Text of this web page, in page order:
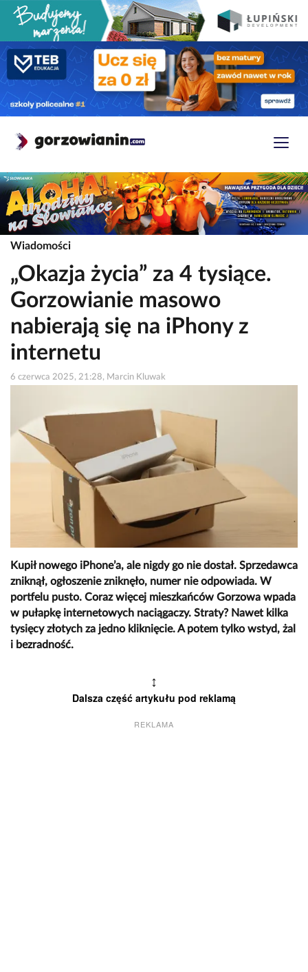
Wiadomości
„Okazja życia” za 4 tysiące.
Gorzowianie masowo
nabierają się na iPhony z
internetu
6 czerwca 2025, 21:28, Marcin Kluwak
Kupił nowego iPhone’a, ale nigdy go nie dostał. Sprzedawca
zniknął, ogłoszenie zniknęło, numer nie odpowiada. W
portfelu pusto. Coraz więcej mieszkańców Gorzowa wpada
w pułapkę internetowych naciągaczy. Straty? Nawet kilka
tysięcy złotych za jedno kliknięcie. A potem tylko wstyd, żal
i bezradność.
↕
Dalsza część artykułu pod reklamą
REKLAMA